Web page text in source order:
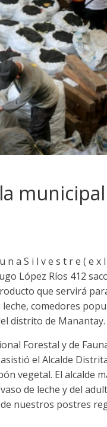
a S i l v e s t r e ( e
López Ríos 412
que servirá
comedores
distrito de Manantay.
Forestal y de
el Alcalde
vegetal. El alcalde
de leche y del
nuestros postres